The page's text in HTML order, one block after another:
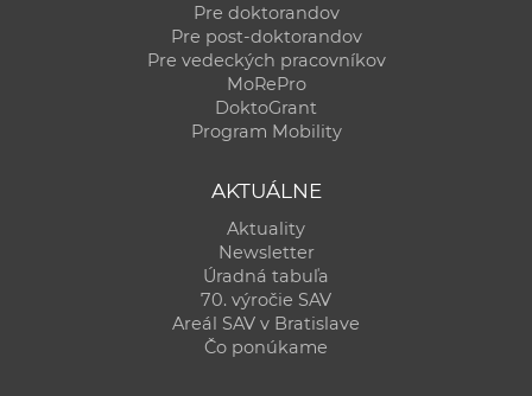
Pre doktorandov
Pre post-doktorandov
Pre vedeckých pracovníkov
MoRePro
DoktoGrant
Program Mobility
AKTUÁLNE
Aktuality
Newsletter
Úradná tabuľa
70. výročie SAV
Areál SAV v Bratislave
Čo ponúkame